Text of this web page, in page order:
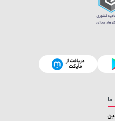
339,900 تومان
ما